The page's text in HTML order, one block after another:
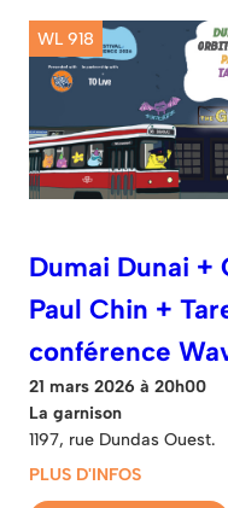
WL 918
Dumai Dunai +
Paul Chin +
conférence
21 mars 2026 à 20h00
La garnison
1197, rue Dundas Ouest.
PLUS D'INFOS